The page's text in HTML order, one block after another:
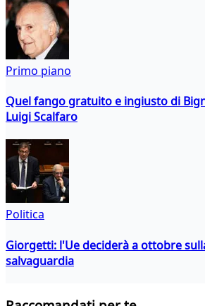
Primo piano
Quel fango gratuito e ingiusto di
Luigi Scalfaro
Politica
Giorgetti: l'Ue deciderà a ottobre
salvaguardia